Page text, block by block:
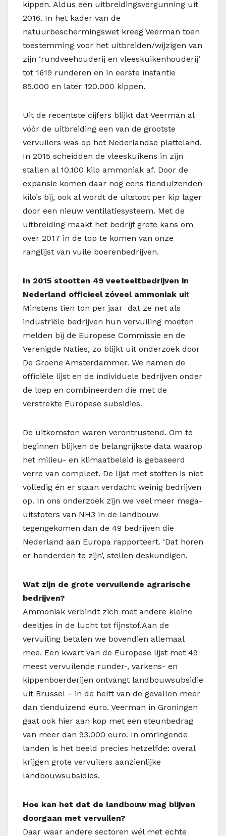
kippen. Aldus een uitbreidingsvergunning uit
2016. In het kader van de
natuurbeschermingswet kreeg Veerman toen
toestemming voor het uitbreiden/wijzigen van
zijn ‘rundveehouderij en vleeskuikenhouderij’
tot 1619 runderen en in eerste instantie
85.000 en later 120.000 kippen.
Uit de recentste cijfers blijkt dat Veerman al
vóór de uitbreiding een van de grootste
vervuilers was op het Nederlandse platteland.
In 2015 scheidden de vleeskuikens in zijn
stallen al 10.100 kilo ammoniak af. Door de
expansie komen daar nog eens tienduizenden
kilo’s bij, ook al wordt de uitstoot per kip lager
door een nieuw ventilatiesysteem. Met de
uitbreiding maakt het bedrijf grote kans om
over 2017 in de top te komen van onze
ranglijst van vuile boerenbedrijven.
In 2015 stootten 49 veeteeltbedrijven in
Nederland officieel zóveel ammoniak uit
Minstens tien ton per jaar dat ze net als
industriële bedrijven hun vervuiling moeten
melden bij de Europese Commissie en de
Verenigde Naties, zo blijkt uit onderzoek door
De Groene Amsterdammer. We namen de
officiële lijst en de individuele bedrijven onder
de loep en combineerden die met de
verstrekte Europese subsidies.
De uitkomsten waren verontrustend. Om te
beginnen blijken de belangrijkste data waarop
het milieu- en klimaatbeleid is gebaseerd
verre van compleet. De lijst met stoffen is niet
volledig én er staan verdacht weinig bedrijven
op. In ons onderzoek zijn we veel meer mega-
uitstoters van NH3 in de landbouw
tegengekomen dan de 49 bedrijven die
Nederland aan Europa rapporteert. ‘Dat horen
er honderden te zijn’, stellen deskundigen.
Wat zijn de grote vervuilende agrarische
bedrijven?
Ammoniak verbindt zich met andere kleine
deeltjes in de lucht tot fijnstof.Aan de
vervuiling betalen we bovendien allemaal
mee. Een kwart van de Europese lijst met 49
meest vervuilende runder-, varkens- en
kippenboerderijen ontvangt landbouwsubsidie
uit Brussel – in de helft van de gevallen meer
dan tienduizend euro. Veerman in Groningen
gaat ook hier aan kop met een steunbedrag
van meer dan 93.000 euro. In omringende
landen is het beeld precies hetzelfde: overal
krijgen grote vervuilers aanzienlijke
landbouwsubsidies.
Hoe kan het dat de landbouw mag blijven
doorgaan met vervuilen?
Daar waar andere sectoren wél met echte